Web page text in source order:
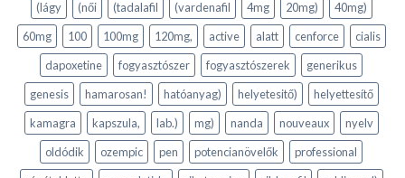
(lágy (női (tadalafil (vardenafil 4mg 20mg)
40mg)
60mg
100 100mg 120mg, active alatt cenforce
cialis
dapoxetine
fogyasztószer fogyasztószerek
generikus
genesis
hamarosan! hatóanyag) helyetesitő)
helyettesítő
kamagra
kapszula, lab.) mg) nanda nouveaux
nyelv
oldódik
ozempic pen potencianövelők
professional